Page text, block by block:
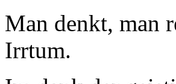
Man denkt, man
Irrtum.